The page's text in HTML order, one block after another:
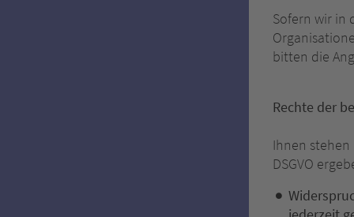
Sofern wir in
bitten die
Rechte der
Ihnen stehen
DSGVO